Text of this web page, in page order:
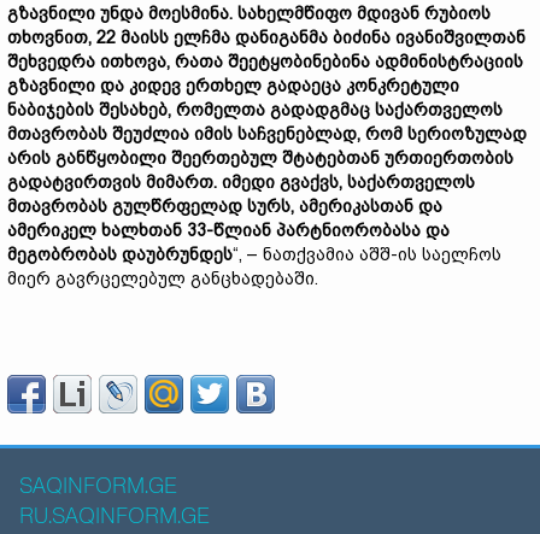
გზავნილი უნდა მოესმინა. სახელმწიფო მდივან რუბიოს
თხოვნით, 22 მაისს ელჩმა დანიგანმა ბიძინა ივანიშვილთან
შეხვედრა ითხოვა, რათა შეეტყობინებინა ადმინისტრაციის
გზავნილი და კიდევ ერთხელ გადაეცა კონკრეტული
ნაბიჯების შესახებ, რომელთა გადადგმაც საქართველოს
მთავრობას შეუძლია იმის საჩვენებლად, რომ სერიოზულად
არის განწყობილი შეერთებულ შტატებთან ურთიერთობის
გადატვირთვის მიმართ. იმედი გვაქვს, საქართველოს
მთავრობას გულწრფელად სურს, ამერიკასთან და
ამერიკელ ხალხთან 33-წლიან პარტნიორობასა და
მეგობრობას დაუბრუნდეს“, – ნათქვამია აშშ-ის საელჩოს
მიერ გავრცელებულ განცხადებაში.
SAQINFORM.GE
RU.SAQINFORM.GE